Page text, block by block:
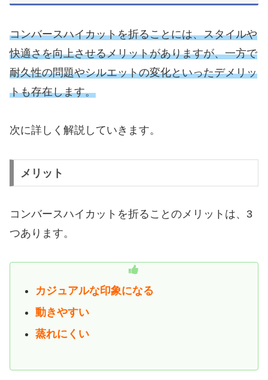
コンバースハイカットを折ることには、スタイルや
快適さを向上させるメリットがありますが、一方で
耐久性の問題やシルエットの変化といったデメリッ
トも存在します。
次に詳しく解説していきます。
メリット
コンバースハイカットを折ることのメリットは、3
つあります。
カジュアルな印象になる
動きやすい
蒸れにくい